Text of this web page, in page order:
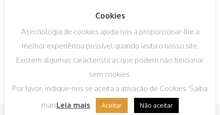
Cookies
A tecnologia de cookies ajuda-nos a proporcionar-lhe a
melhor experiência possível quando visita o nosso site.
Existem algumas características que podem não funcionar
sem cookies.
Por favor, indique-nos se aceita a ativação de Cookies. Saiba
maisLeia mais.. Aceitar Não aceitar